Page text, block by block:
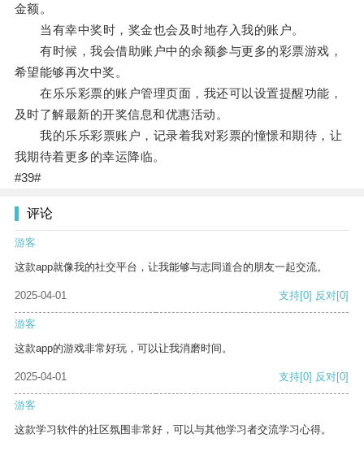
金额。
当有幸中奖时，奖金也会及时地存入我的账户。
有时候，我会借助账户中的余额参与更多的彩票游戏，
希望能够再次中奖。
在乐乐彩票的账户管理页面，我还可以设置提醒功能，
及时了解最新的开奖信息和优惠活动。
我的乐乐彩票账户，记录着我对彩票的憧憬和期待，让
我期待着更多的幸运降临。
#39#
评论
游客
这款app就像我的社交平台，让我能够与志同道合的朋友一起交流。
2025-04-01 支持[0] 反对[0]
游客
这款app的游戏非常好玩，可以让我消磨时间。
2025-04-01 支持[0] 反对[0]
游客
这款学习软件的社区氛围非常好，可以与其他学习者交流学习心得。